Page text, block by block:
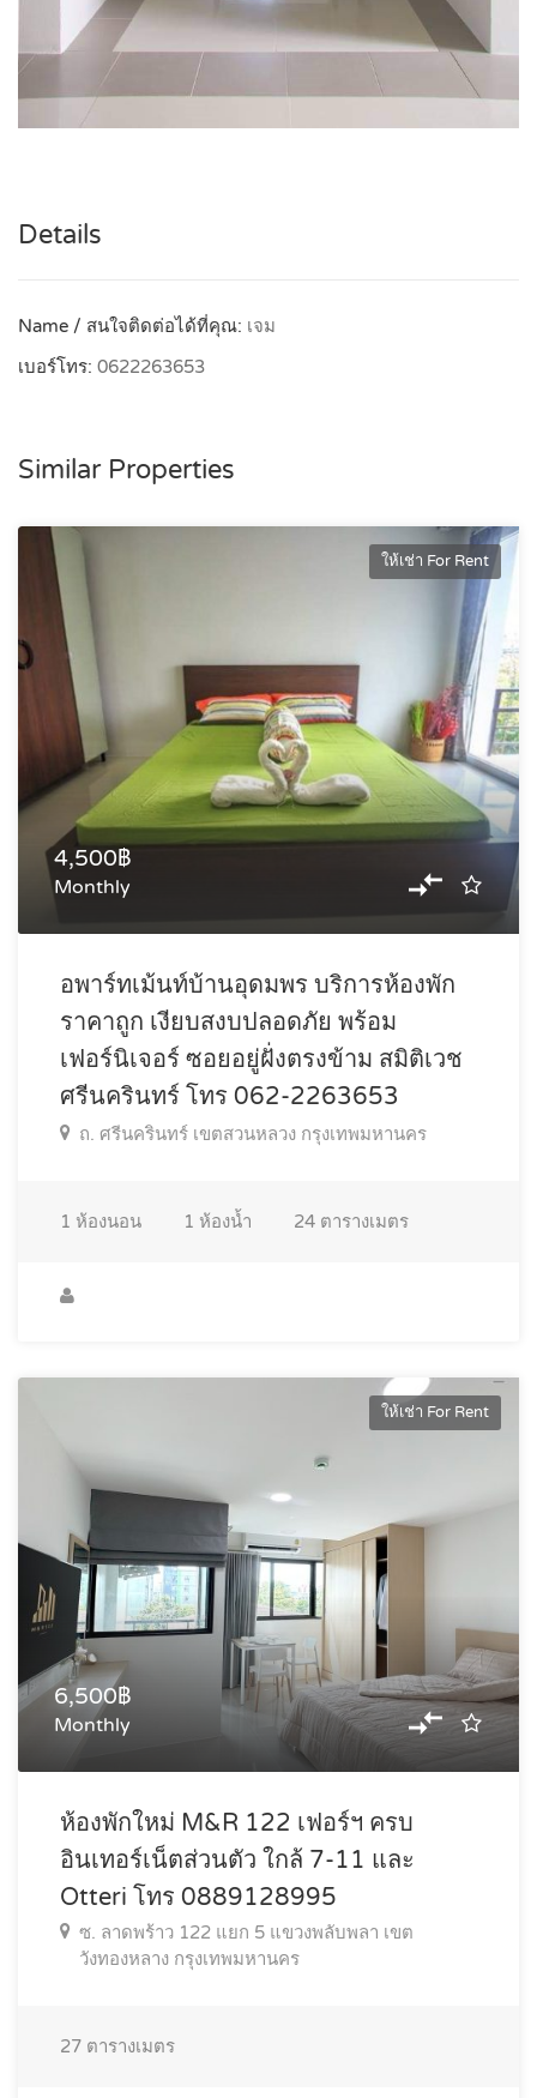
Details
Name / สนใจติดต่อได้ที่คุณ: เจม
เบอร์โทร: 0622263653
Similar Properties
ให้เช่า For Rent
4,500฿
Monthly
อพาร์ทเม้นท์บ้านอุดมพร บริการห้องพัก
ราคาถูก เงียบสงบปลอดภัย พร้อม
เฟอร์นิเจอร์ ซอยอยู่ฝั่งตรงข้าม สมิติเวช
ศรีนครินทร์ โทร 062-2263653
ถ. ศรีนครินทร์ เขตสวนหลวง กรุงเทพมหานคร
1 ห้องนอน 1 ห้องน้ำ 24 ตารางเมตร
ให้เช่า For Rent
6,500฿
Monthly
ห้องพักใหม่ M&R 122 เฟอร์ฯ ครบ
อินเทอร์เน็ตส่วนตัว ใกล้ 7-11 และ
Otteri โทร 0889128995
ซ. ลาดพร้าว 122 แยก 5 แขวงพลับพลา เขต
วังทองหลาง กรุงเทพมหานคร
27 ตารางเมตร